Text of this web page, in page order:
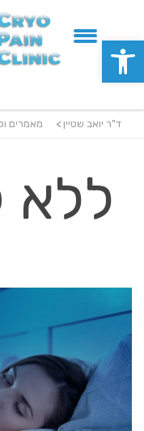
פתח סרגל נגישות
ד"ר יואב שטיין > מאמרים
ללא